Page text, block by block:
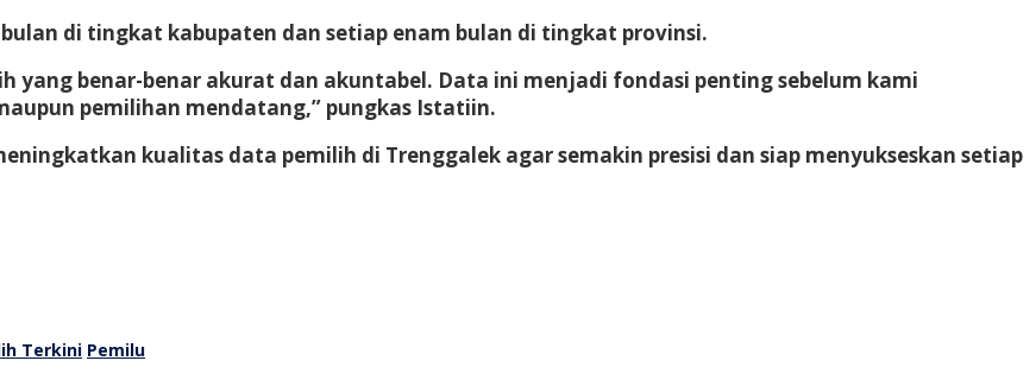
di tingkat kabupaten dan setiap enam bulan di tingkat provinsi.
yang benar-benar akurat dan akuntabel. Data ini menjadi fondasi penting sebelum kami
pemilihan mendatang,” pungkas Istatiin.
kualitas data pemilih di Trenggalek agar semakin presisi dan siap menyukseskan setiap
Terkini Pemilu